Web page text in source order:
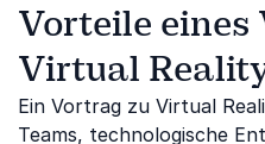
Vorteile eines
Virtual
Ein Vortrag zu Virtual
Teams, technologische